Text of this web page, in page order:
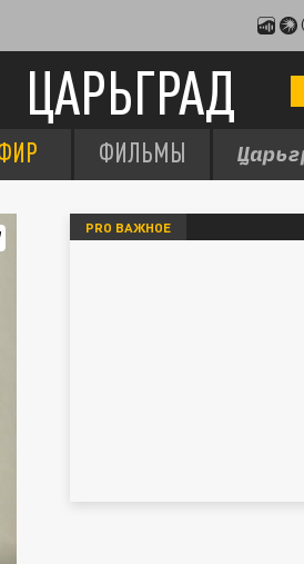
ЦАРЬГРАД
ФИЛЬМЫ
PRO ВАЖНОЕ